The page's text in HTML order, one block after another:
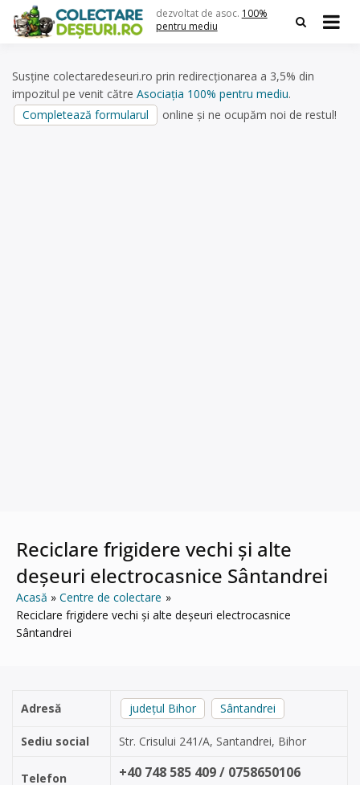
content
dezvoltat de asoc. 100%
pentru mediu
Susține colectaredeseuri.ro prin redirecționarea a 3,5% din
impozitul pe venit către Asociația 100% pentru mediu.
Completează formularul
online și ne ocupăm noi de restul!
Reciclare frigidere vechi și alte
deșeuri electrocasnice Sântandrei
Acasă
Centre de colectare
Reciclare frigidere vechi și alte deșeuri electrocasnice
Sântandrei
Adresă județul Bihor Sântandrei
Sediu social Str. Crisului 241/A, Santandrei, Bihor
Telefon +40 748 585 409 / 0758650106